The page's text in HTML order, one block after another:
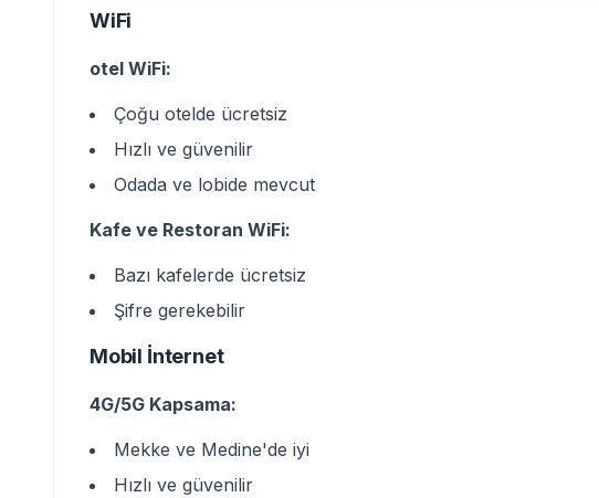
WiFi
otel WiFi:
Çoğu otelde ücretsiz
Hızlı ve güvenilir
Odada ve lobide mevcut
Kafe ve Restoran WiFi:
Bazı kafelerde ücretsiz
Şifre gerekebilir
Mobil İnternet
4G/5G Kapsama:
Mekke ve Medine'de iyi
Hızlı ve güvenilir